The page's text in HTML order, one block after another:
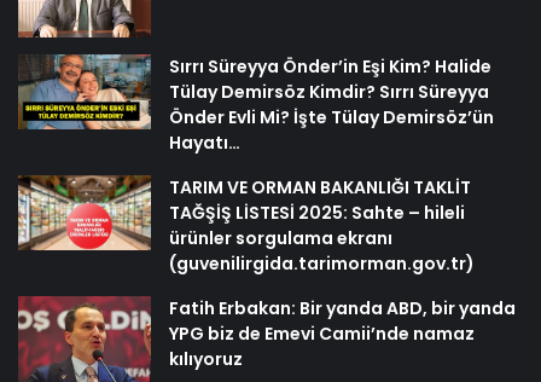
Sırrı Süreyya Önder’in Eşi Kim? Halide
Tülay Demirsöz Kimdir? Sırrı Süreyya
Önder Evli Mi? İşte Tülay Demirsöz’ün
Hayatı…
TARIM VE ORMAN BAKANLIĞI TAKLİT
TAĞŞİŞ LİSTESİ 2025: Sahte – hileli
ürünler sorgulama ekranı
(guvenilirgida.tarimorman.gov.tr)
Fatih Erbakan: Bir yanda ABD, bir yanda
YPG biz de Emevi Camii’nde namaz
kılıyoruz